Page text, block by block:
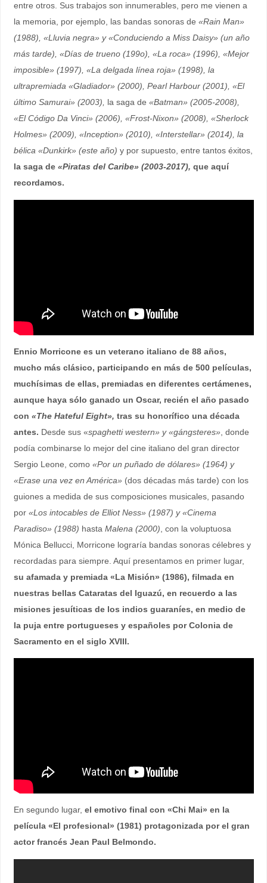
entre otros. Sus trabajos son innumerables, pero me vienen a
la memoria, por ejemplo, las bandas sonoras de «Rain Man»
(1988), «Lluvia negra» y «Conduciendo a Miss Daisy» (un año
más tarde), «Días de trueno (199o), «La roca» (1996), «Mejor
imposible» (1997), «La delgada línea roja» (1998), la
ultrapremiada «Gladiador» (2000), Pearl Harbour (2001), «El
último Samurai» (2003), la saga de «Batman» (2005-2008),
«El Código Da Vinci» (2006), «Frost-Nixon» (2008), «Sherlock
Holmes» (2009), «Inception» (2010), «Interstellar» (2014), la
bélica «Dunkirk» (este año) y por supuesto, entre tantos éxitos,
la saga de «Piratas del Caribe» (2003-2017), que aquí
recordamos.
Ennio Morricone es un veterano italiano de 88 años,
mucho más clásico, participando en más de 500 películas,
muchísimas de ellas, premiadas en diferentes certámenes,
aunque haya sólo ganado un Oscar, recién el año pasado
con «The Hateful Eight», tras su honorífico una década
antes. Desde sus «spaghetti western» y «gángsteres» , donde
podía combinarse lo mejor del cine italiano del gran director
Sergio Leone, como «Por un puñado de dólares» (1964) y
«Erase una vez en América» (dos décadas más tarde) con los
guiones a medida de sus composiciones musicales, pasando
por «Los intocables de Elliot Ness» (1987) y «Cinema
Paradiso» (1988) hasta Malena (2000) , con la voluptuosa
Mónica Bellucci, Morricone lograría bandas sonoras célebres y
recordadas para siempre. Aquí presentamos en primer lugar,
su afamada y premiada «La Misión» (1986), filmada en
nuestras bellas Cataratas del Iguazú, en recuerdo a las
misiones jesuíticas de los indios guaraníes, en medio de
la puja entre portugueses y españoles por Colonia de
Sacramento en el siglo XVIII.
En segundo lugar, el emotivo final con «Chi Mai» en la
película «El profesional» (1981) protagonizada por el gran
actor francés Jean Paul Belmondo.